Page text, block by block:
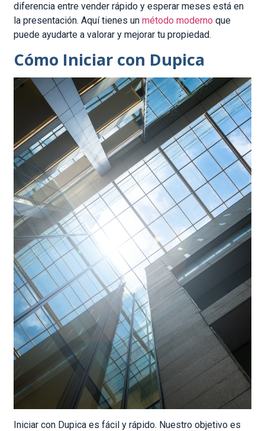
diferencia entre vender rápido y esperar meses está en
la presentación. Aquí tienes unmétodo moderno que
puede ayudarte a valorar y mejorar tu propiedad.
Cómo Iniciar con Dupica
Iniciar con Dupica es fácil y rápido. Nuestro objetivo es